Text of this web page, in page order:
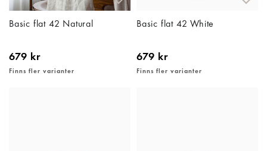
Basic flat 42 Natural
679 kr
Finns fler varianter
Basic flat 42 White
679 kr
Finns fler varianter